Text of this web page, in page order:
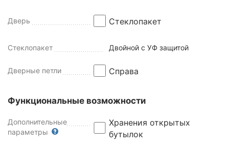
Дверь Стеклопакет
Стеклопакет Двойной с УФ защитой
Дверные петли Справа
Функциональные возможности
Дополнительные
параметры
Хранения открытых
бутылок